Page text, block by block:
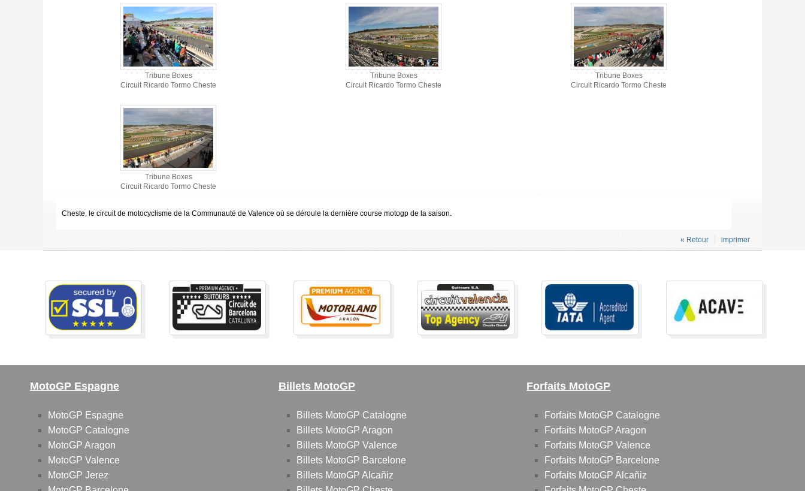
Tribune Boxes
Circuit Ricardo Tormo Cheste
Tribune Boxes
Circuit Ricardo Tormo Cheste
Tribune Boxes
Circuit Ricardo Tormo Cheste
Tribune Boxes
Circuit Ricardo Tormo Cheste
Cheste, le circuit de motocyclisme de la Communauté de Valence où se déroule la dernière course motogp de la saison.
imprimer
« Retour
MotoGP Espagne
MotoGP Espagne
MotoGP Catalogne
MotoGP Aragon
MotoGP Valence
MotoGP Jerez
Billets MotoGP
Billets MotoGP Catalogne
Billets MotoGP Aragon
Billets MotoGP Valence
Billets MotoGP Barcelone
Billets MotoGP Alcañiz
Forfaits MotoGP
Forfaits MotoGP Catalogne
Forfaits MotoGP Aragon
Forfaits MotoGP Valence
Forfaits MotoGP Barcelone
Forfaits MotoGP Alcañiz